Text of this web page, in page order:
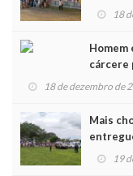
Noel 18
Homem
cárcere
18 de dezembro de
Mais
19